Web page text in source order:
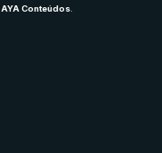
AYA Conteúdos